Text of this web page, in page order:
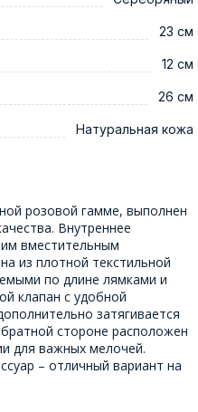
23 см
12 см
26 см
Натуральная кожа
розовой гамме, выполнен
Внутреннее
вместительным
из плотной текстильной
по длине лямками и
клапан с удобной
затягивается
стороне расположен
для важных мелочей.
– отличный вариант на